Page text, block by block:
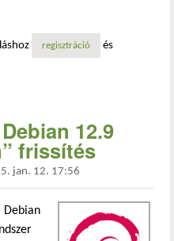
12.10 – fókuszban a biztonság és
regisztráció és
12.9
frissítés
jan. 12. 17:56
Debian